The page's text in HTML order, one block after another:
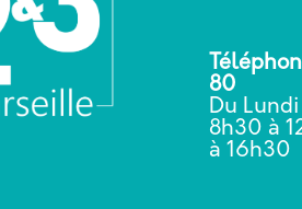
80
Du
8h30 à
à 16h30